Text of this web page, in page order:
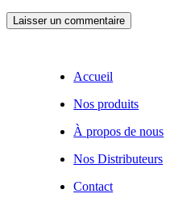
Laisser un commentaire
Accueil
Nos produits
À propos de nous
Nos Distributeurs
Contact